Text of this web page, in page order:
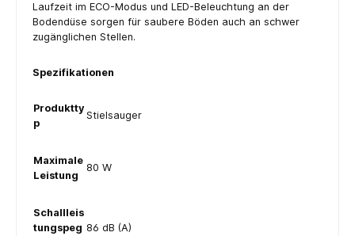
Laufzeit im ECO-Modus und LED-Beleuchtung an der
Bodendüse sorgen für saubere Böden auch an schwer
zugänglichen Stellen.
Spezifikationen
Produktty
p
Stielsauger
Maximale
Leistung
80 W
Schallleis
tungspeg 86 dB (A)